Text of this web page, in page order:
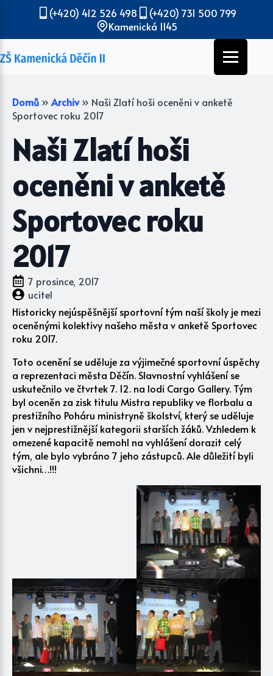
(+420) 412 526 498
(+420) 731 500 799
Kamenická 1145
Domů » Archiv » Naši Zlatí hoši oceněni v anketě
Sportovec roku 2017
Naši Zlatí hoši
oceněni v anketě
Sportovec roku
2017
7 prosince, 2017
ucitel
Historicky nejúspěšnější sportovní tým naší školy je mezi
oceněnými kolektivy našeho města v anketě Sportovec
roku 2017.
Toto ocenění se uděluje za výjimečné sportovní úspěchy
a reprezentaci města Děčín. Slavnostní vyhlášení se
uskutečnilo ve čtvrtek 7. 12. na lodi Cargo Gallery. Tým
byl oceněn za zisk titulu Mistra republiky ve florbalu a
prestižního Poháru ministryně školství, který se uděluje
jen v nejprestižnější kategorii starších žáků. Vzhledem k
omezené kapacitě nemohl na vyhlášení dorazit celý
tým, ale bylo vybráno 7 jeho zástupců. Ale důležití byli
všichni…!!!